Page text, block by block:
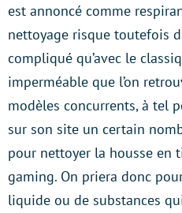
est annoncé comme
nettoyage risque toutefois
compliqué qu’avec le
imperméable que l’on
modèles concurrents, à tel
sur son site un certain
pour nettoyer la housse en
gaming. On priera donc
liquide ou de substances